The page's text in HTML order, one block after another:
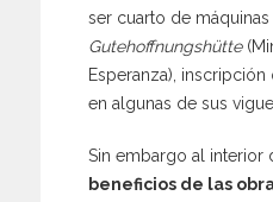
ser cuarto de
Gutehoffnungshütte
Esperanza),
en algunas de sus
Sin embargo al interior
beneficios de las